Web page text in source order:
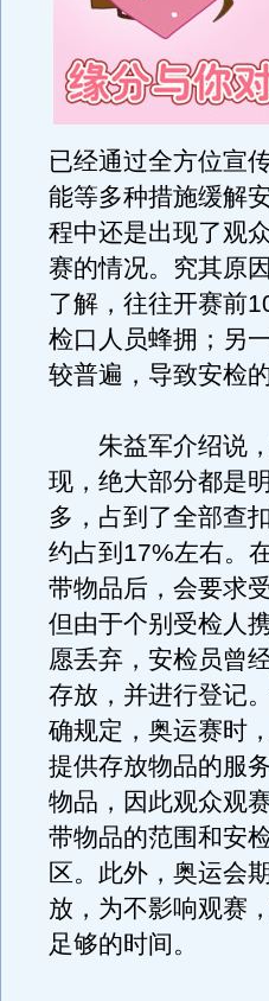
已经通过全方位宣
能等多种措施缓解
程中还是出现了观
赛的情况。究其原
了解，往往开赛前
检口人员蜂拥；另
较普遍，导致安检
朱益军介绍说，
现，绝大部分都是
多，占到了全部查
约占到17%左右。
带物品后，会要求
但由于个别受检人
愿丢弃，安检员曾
存放，并进行登记
确规定，奥运赛时
提供存放物品的服
物品，因此观众观
带物品的范围和安
区。此外，奥运会
放，为不影响观赛
足够的时间。